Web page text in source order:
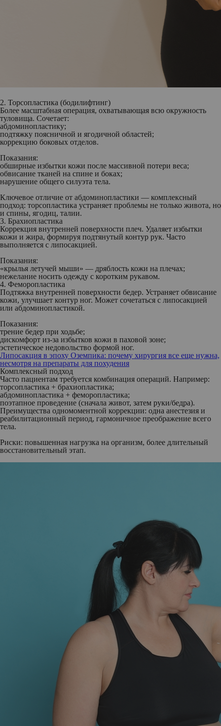
2. Торсопластика (бодилифтинг)
Более масштабная операция, охватывающая всю окружность
туловища. Сочетает:
абдоминопластику;
подтяжку поясничной и ягодичной областей;
коррекцию боковых отделов.
Показания:
обширные избытки кожи после массивной потери веса;
обвисание тканей на спине и боках;
нарушение общего силуэта тела.
Ключевое отличие от абдоминопластики — комплексный
подход: торсопластика устраняет проблемы не только живота, но
и спины, ягодиц, талии.
3. Брахиопластика
Коррекция внутренней поверхности плеч. Удаляет избытки
кожи и жира, формируя подтянутый контур рук. Часто
выполняется с липосакцией.
Показания:
«крылья летучей мыши» — дряблость кожи на плечах;
нежелание носить одежду с коротким рукавом.
4. Феморопластика
Подтяжка внутренней поверхности бедер. Устраняет обвисание
кожи, улучшает контур ног. Может сочетаться с липосакцией
или абдоминопластикой.
Показания:
трение бедер при ходьбе;
дискомфорт из‑за избытков кожи в паховой зоне;
эстетическое недовольство формой ног.
Липосакция в эпоху Оземпика: почему хирургия все еще нужна,
несмотря на препараты для похудения
Комплексный подход
Часто пациентам требуется комбинация операций. Например:
торсопластика + брахиопластика;
абдоминопластика + феморопластика;
поэтапное проведение (сначала живот, затем руки/бедра).
Преимущества одномоментной коррекции: одна анестезия и
реабилитационный период, гармоничное преображение всего
тела.
Риски: повышенная нагрузка на организм, более длительный
восстановительный этап.